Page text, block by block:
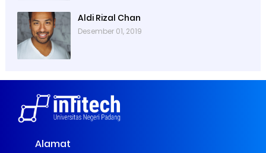
Aldi Rizal Chan
Desember 01, 2019
Alamat